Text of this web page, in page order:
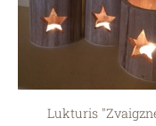
Lukturis